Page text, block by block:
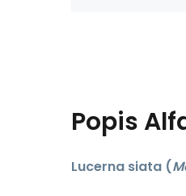
Popis
Lucerna siata (